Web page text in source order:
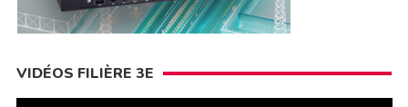
VIDÉOS FILIÈRE 3E